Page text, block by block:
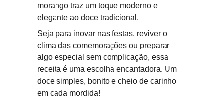
morango traz um toque moderno e
elegante ao doce tradicional.
Seja para inovar nas festas, reviver o
clima das comemorações ou preparar
algo especial sem complicação, essa
receita é uma escolha encantadora. Um
doce simples, bonito e cheio de carinho
em cada mordida!